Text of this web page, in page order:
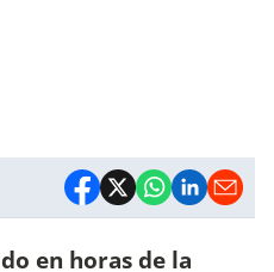
en horas de la